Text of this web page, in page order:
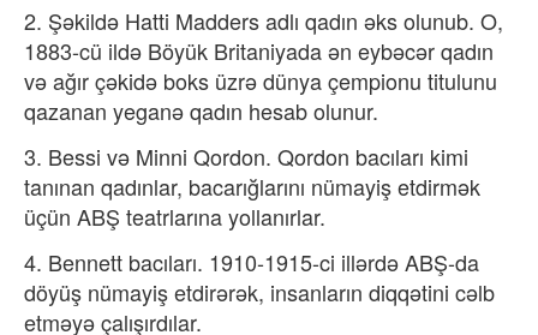
2.​ Şəkildə Hatti Madders adlı qadın əks olunub. O,
1883-cü ildə Böyük Britaniyada ən eybəcər qadın
və ağır çəkidə boks üzrə dünya çempionu titulunu
qazanan yeganə qadın hesab olunur.
3. Bessi və Minni Qordon. Qordon bacıları kimi
tanınan qadınlar, bacarığlarını nümayiş etdirmək
üçün ABŞ teatrlarına yollanırlar.
4. Bennett bacıları. 1910-1915-ci illərdə ABŞ-da
döyüş nümayiş etdirərək, insanların diqqətini cəlb
etməyə çalışırdılar.